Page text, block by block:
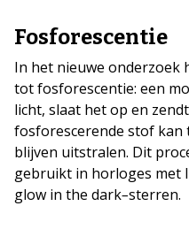
Fosforescentie
In het nieuwe onderzoek
tot fosforescentie: een
licht, slaat het op en
fosforescerende stof kan
blijven uitstralen. Dit
gebruikt in horloges met
glow in the dark–sterren.